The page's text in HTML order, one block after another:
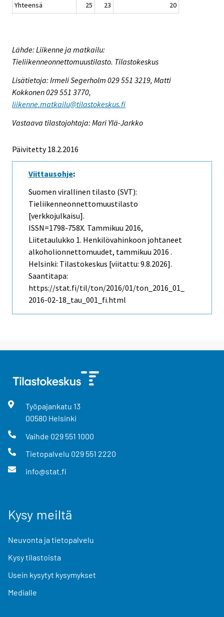
Yhteensä
25 23 20
Lähde: Liikenne ja matkailu:
Tieliikenneonnettomuustilasto. Tilastokeskus
Lisätietoja: Irmeli Segerholm 029 551 3219, Matti
Kokkonen 029 551 3770,
liikenne.matkailu@tilastokeskus.fi
Vastaava tilastojohtaja: Mari Ylä-Jarkko
Päivitetty 18.2.2016
Viittausohje:
Suomen virallinen tilasto (SVT):
Tieliikenneonnettomuustilasto
[verkkojulkaisu].
ISSN=1798-758X. Tammikuu 2016,
Liitetaulukko 1. Henkilövahinkoon johtaneet
alkoholionnettomuudet, tammikuu 2016 .
Helsinki: Tilastokeskus [viitattu: 9.8.2026].
Saantitapa:
https://stat.fi/til/ton/2016/01/ton_2016_01_
2016-02-18_tau_001_fi.html
Työpajankatu 13
00580 Helsinki
Vaihde 029 551 1000
Tietopalvelu 029 551 2220
info@stat.fi
Kysy meiltä
Neuvonta ja tietopalvelu
Kysy tilastoista
Usein kysytyt kysymykset
Medialle